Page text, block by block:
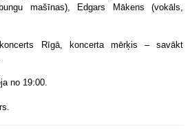
mašīnas), Edgars Mākens (vokāls,
Rīgā, koncerta mērķis – savākt
no 19:00.